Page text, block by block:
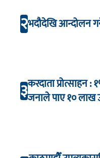
२भदौदेखि आन्दोलन
३करदाता
जनाले पाए १० लाख